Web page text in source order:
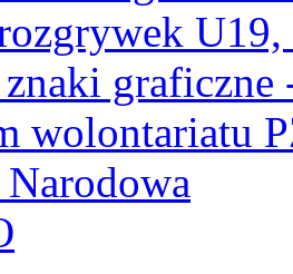
graficzne
wolontariatu